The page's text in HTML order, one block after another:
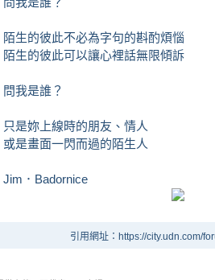
陌生的彼此不必為字句的斟酌煩惱
陌生的彼此可以讓心裡話無限傾訴
問我是誰？
只是妳上線時的朋友、情人
或是畫面一閃而過的陌生人
Jim．Badornice
引用網址：https://city.udn.com/